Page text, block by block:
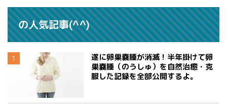
の人気記事(^^)
遂に卵巣嚢腫が消滅！半年掛けて卵
巣嚢腫（のうしゅ）を自然治癒・克
服した記録を全部公開するよ。